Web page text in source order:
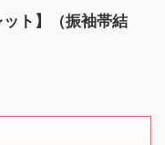
ト】（振袖帯結